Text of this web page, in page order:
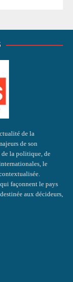
de la
de son
de la politique, de
le
façonnent le pays
aux décideurs,